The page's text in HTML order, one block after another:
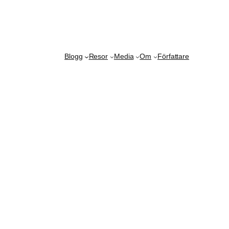
Blogg Resor Media Om Författare